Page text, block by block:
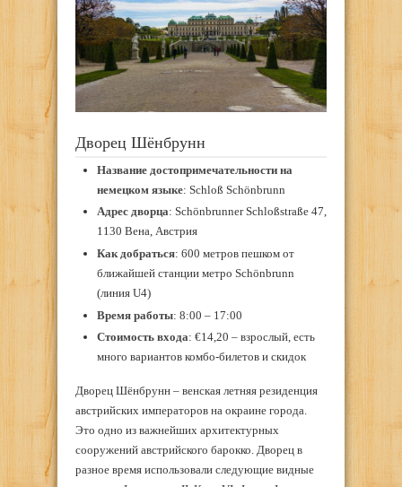
Дворец Шёнбрунн
Название достопримечательности на
немецком языке: Schloß Schönbrunn
Адрес дворца: Schönbrunner Schloßstraße 47,
1130 Вена, Австрия
Как добраться: 600 метров пешком от
ближайшей станции метро Schönbrunn
(линия U4)
Время работы: 8:00 – 17:00
Стоимость входа: €14,20 – взрослый, есть
много вариантов комбо-билетов и скидок
Дворец Шёнбрунн – венская летняя резиденция
австрийских императоров на окраине города.
Это одно из важнейших архитектурных
сооружений австрийского барокко. Дворец в
разное время использовали следующие видные